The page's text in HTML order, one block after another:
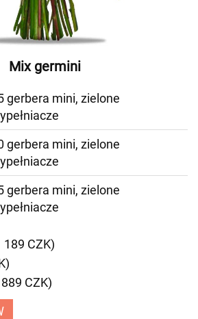
Mix germini
gerbera mini, zielone
gerbera mini, zielone
gerbera mini, zielone
CZK)
CZK)